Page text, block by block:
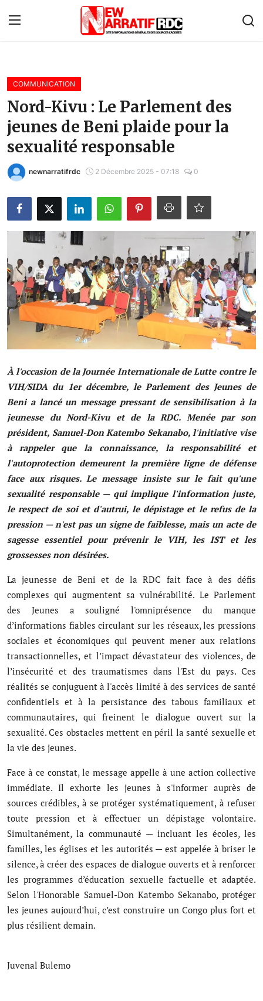
Accueil
À propos de nous
Contact
Monde
Économie
Société
Éducation
Culture
Justice
Sécurité
Diplomatie
Investissement
Santé
Musique
Technologie
Finances
Communication
Opinions
Infrastructures
Coopération
Environnement
COMMUNICATION
Nord-Kivu : Le Parlement des
jeunes de Beni plaide pour la
sexualité responsable
newnarratifrdc 2 Décembre 2025 - 07:18 0
À l'occasion de la Journée Internationale de Lutte contre le
VIH/SIDA du 1er décembre, le Parlement des Jeunes de
Beni a lancé un message pressant de sensibilisation à la
jeunesse du Nord-Kivu et de la RDC. Menée par son
président, Samuel-Don Katembo Sekanabo, l'initiative vise
à rappeler que la connaissance, la responsabilité et
l'autoprotection demeurent la première ligne de défense
face aux risques. Le message insiste sur le fait qu'une
sexualité responsable — qui implique l'information juste,
le respect de soi et d'autrui, le dépistage et le refus de la
pression — n'est pas un signe de faiblesse, mais un acte de
sagesse essentiel pour prévenir le VIH, les IST et les
grossesses non désirées.
La jeunesse de Beni et de la RDC fait face à des défis
complexes qui augmentent sa vulnérabilité. Le Parlement
des Jeunes a souligné l'omniprésence du manque
d’informations fiables circulant sur les réseaux, les pressions
sociales et économiques qui peuvent mener aux relations
transactionnelles, et l’impact dévastateur des violences, de
l’insécurité et des traumatismes dans l'Est du pays. Ces
réalités se conjuguent à l'accès limité à des services de santé
confidentiels et à la persistance des tabous familiaux et
communautaires, qui freinent le dialogue ouvert sur la
sexualité. Ces obstacles mettent en péril la santé sexuelle et
la vie des jeunes.
Face à ce constat, le message appelle à une action collective
immédiate. Il exhorte les jeunes à s'informer auprès de
sources crédibles, à se protéger systématiquement, à refuser
toute pression et à effectuer un dépistage volontaire.
Simultanément, la communauté — incluant les écoles, les
familles, les églises et les autorités — est appelée à briser le
silence, à créer des espaces de dialogue ouverts et à renforcer
les programmes d’éducation sexuelle factuelle et adaptée.
Selon l'Honorable Samuel-Don Katembo Sekanabo, protéger
les jeunes aujourd’hui, c’est construire un Congo plus fort et
plus résilient demain.
Juvenal Bulemo